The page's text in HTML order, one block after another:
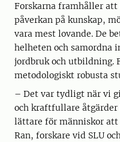
Forskarna framhåller
påverkan på kunskap,
vara mest lovande. De
helheten och samordna
jordbruk och utbildning.
metodologiskt robusta
– Det var tydligt när vi
och kraftfullare åtgärder
lättare för människor att
Ran, forskare vid SLU